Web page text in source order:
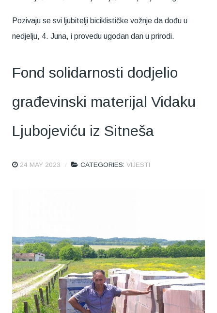
Pozivaju se svi ljubitelji biciklističke vožnje da dođu u
nedjelju, 4. Juna, i provedu ugodan dan u prirodi.
Fond solidarnosti dodjelio
građevinski materijal Vidaku
Ljubojeviću iz Sitneša
24 MAY 2023 CATEGORIES: VIJESTI